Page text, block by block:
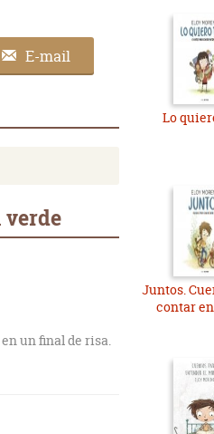
E-mail
verde
un final de risa.
Lo
Juntos.
contar